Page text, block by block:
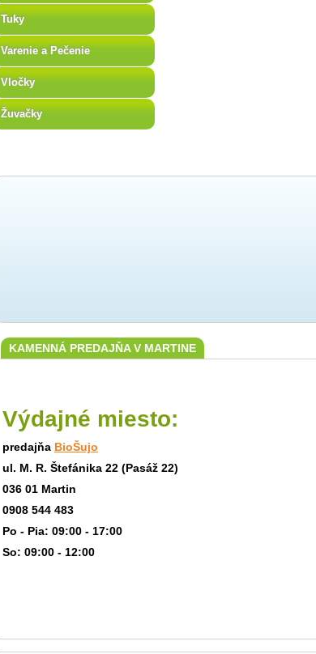
Tuky
Varenie a Pečenie
Vločky
Žuvačky
KAMENNÁ PREDAJŇA V MARTINE
Výdajné miesto:
predajňa BioŠujo
ul. M. R. Štefánika 22 (Pasáž 22)
036 01 Martin
0908 544 483
Po - Pia: 09:00 - 17:00
So: 09:00 - 12:00